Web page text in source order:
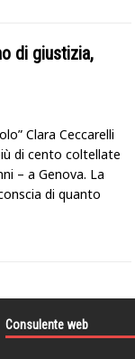
di giustizia,
Clara Ceccarelli
di cento coltellate
– a Genova. La
di quanto
Consulente web